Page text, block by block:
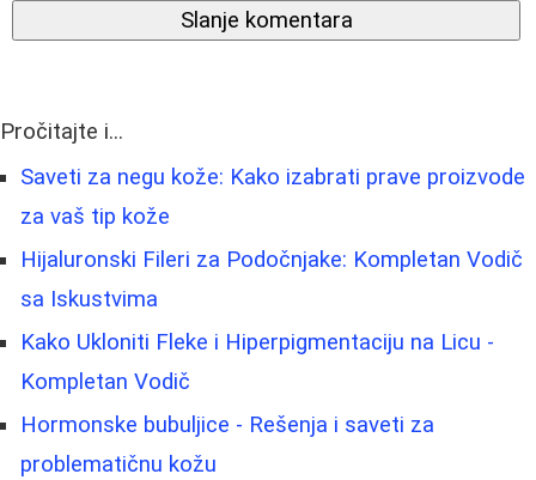
Slanje komentara
Pročitajte i...
Saveti za negu kože: Kako izabrati prave proizvode
za vaš tip kože
Hijaluronski Fileri za Podočnjake: Kompletan Vodič
sa Iskustvima
Kako Ukloniti Fleke i Hiperpigmentaciju na Licu -
Kompletan Vodič
Hormonske bubuljice - Rešenja i saveti za
problematičnu kožu